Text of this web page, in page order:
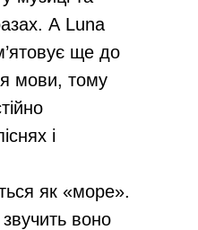
А Luna
ще до
мови, тому
і
як «море».
воно